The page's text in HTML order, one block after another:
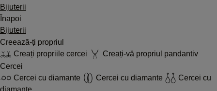
Bijuterii
Înapoi
Bijuterii
Creează-ți propriul
Creați propriile cercei
Creați-vă propriul pandantiv
Cercei
Cercei cu diamante
Cercei cu diamante
Cercei cu